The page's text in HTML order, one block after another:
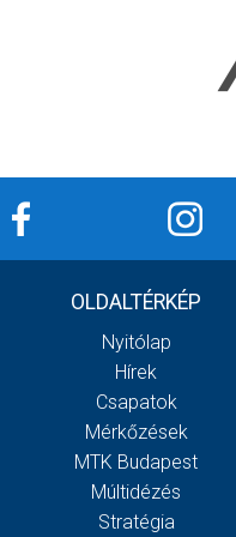
OLDALTÉRKÉP
Nyitólap
Hírek
Csapatok
Mérkőzések
MTK Budapest
Múltidézés
Stratégia